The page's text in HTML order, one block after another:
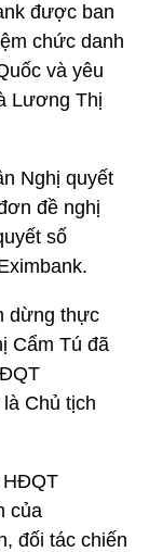
được ban
chức danh
và yêu
Lương Thị
Nghị quyết
đề nghị
số
dừng thực
Cẩm Tú đã
Chủ tịch
HĐQT
của
đối tác chiến